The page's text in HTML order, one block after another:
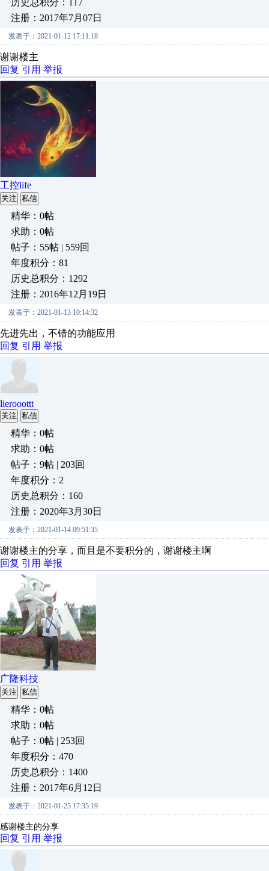
注册：2017年7月07日
发表于：2021-01-12 17:11:18
谢谢楼主
回复 引用 举报
工控life
关注 私信
精华：0帖
求助：0帖
帖子：55帖 | 559回
年度积分：81
历史总积分：1292
注册：2016年12月19日
发表于：2021-01-13 10:14:32
先进先出，不错的功能应用
回复 引用 举报
lierooottt
关注 私信
精华：0帖
求助：0帖
帖子：9帖 | 203回
年度积分：2
历史总积分：160
注册：2020年3月30日
发表于：2021-01-14 09:51:35
谢谢楼主的分享，而且是不要积分的，谢谢楼主啊
回复 引用 举报
广隆科技
关注 私信
精华：0帖
求助：0帖
帖子：0帖 | 253回
年度积分：470
历史总积分：1400
注册：2017年6月12日
发表于：2021-01-25 17:35:19
感谢楼主的分享
回复 引用 举报